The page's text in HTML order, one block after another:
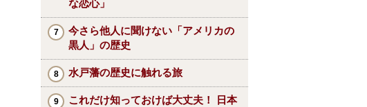
な恋心」
今さら他人に聞けない「アメリカの
黒人」の歴史
水戸藩の歴史に触れる旅
これだけ知っておけば大丈夫！ 日本